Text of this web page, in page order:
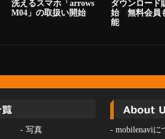
洗えるスマホ「arrows
M04」の取扱い開始
ダウンロード
始 無料会員
能
- 写真 - mobilenaviに